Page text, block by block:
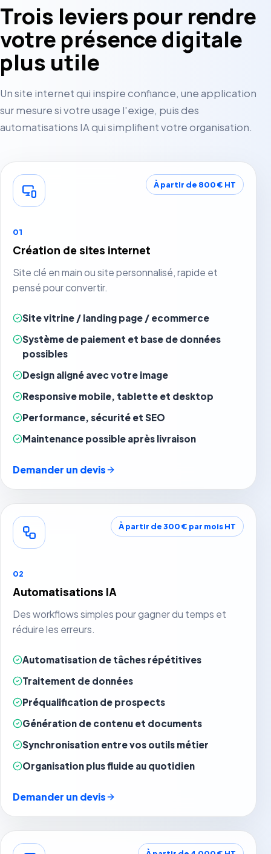
Trois leviers pour rendre
votre présence digitale
plus utile
Un site internet qui inspire confiance, une application
sur mesure si votre usage l'exige, puis des
automatisations IA qui simplifient votre organisation.
À partir de 800 € HT
01
Création de sites internet
Site clé en main ou site personnalisé, rapide et
pensé pour convertir.
Site vitrine / landing page / ecommerce
Système de paiement et base de données
possibles
Design aligné avec votre image
Responsive mobile, tablette et desktop
Performance, sécurité et SEO
Maintenance possible après livraison
Demander un devis
À partir de 300 € par mois HT
02
Automatisations IA
Des workflows simples pour gagner du temps et
réduire les erreurs.
Automatisation de tâches répétitives
Traitement de données
Préqualification de prospects
Génération de contenu et documents
Synchronisation entre vos outils métier
Organisation plus fluide au quotidien
Demander un devis